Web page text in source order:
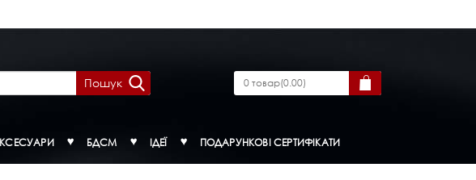
Пошук 0товар(0.00)
БДСМ ІДЕЇ ПОДАРУНКОВІ СЕРТИФІКАТИ